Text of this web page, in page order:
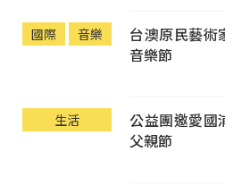
國際 音樂
台澳原民藝術
音樂節
生活
公益團邀愛國
父親節